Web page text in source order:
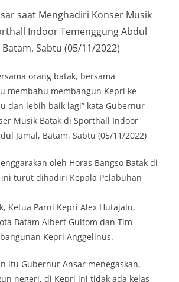
saat Menghadiri Konser Musik
Indoor Temenggung Abdul
Batam, Sabtu (05/11/2022)
orang batak, bersama
membahu membangun Kepri ke
dan lebih baik lagi” kata Gubernur
Musik Batak di Sporthall Indoor
Jamal, Batam, Sabtu (05/11/2022)
oleh Horas Bangso Batak di
turut dihadiri Kepala Pelabuhan
Ketua Parni Kepri Alex Hutajalu,
Batam Albert Gultom dan Tim
Kepri Anggelinus.
itu Gubernur Ansar menegaskan,
negeri, di Kepri ini tidak ada kelas